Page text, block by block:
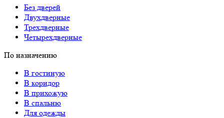
Без дверей
Двухдверные
Трехдверные
Четырехдверные
По назначению
В гостиную
В коридор
В прихожую
В спальню
Для одежды